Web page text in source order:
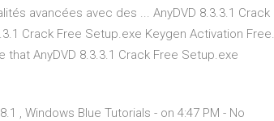
avancées avec des ... AnyDVD 8.3.3.1 Crack
Crack Free Setup.exe Keygen Activation Free.
AnyDVD 8.3.3.1 Crack Free Setup.exe
, Windows Blue Tutorials - on 4:47 PM - No